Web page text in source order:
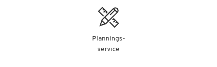
Plannings-
service